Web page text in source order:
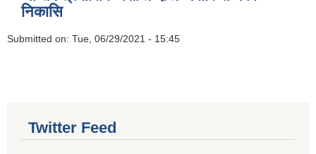
निकासि
Submitted on: Tue, 06/29/2021 - 15:45
Twitter Feed